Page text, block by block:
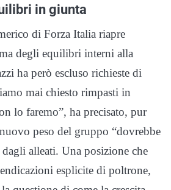
in giunta
di Forza Italia riapre
degli equilibri interni alla
ha però escluso richieste di
mai chiesto rimpasti in
lo faremo”, ha precisato, pur
peso del gruppo “dovrebbe
dagli alleati. Una posizione che
esplicite di poltrone,